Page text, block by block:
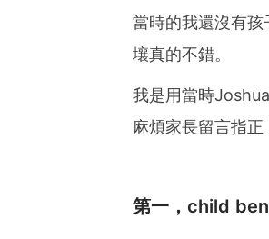
當時的我還沒有
壤真的不錯。
我是用當時
麻煩家長留言指正
第一，child